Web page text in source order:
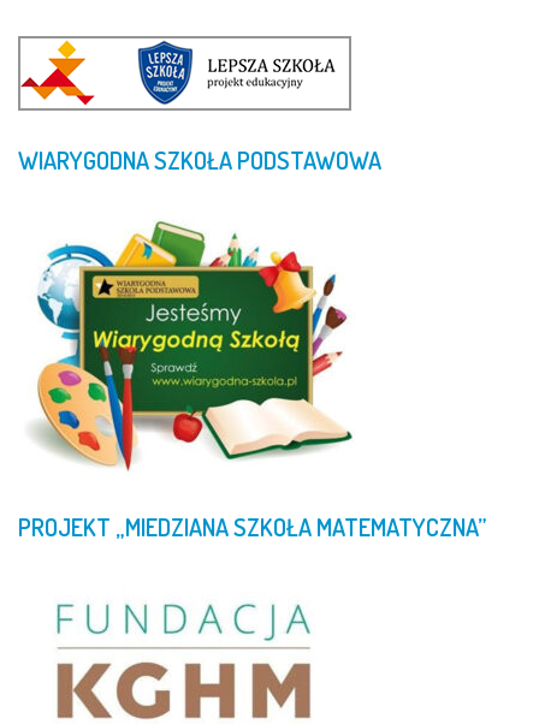
WIARYGODNASZKOŁAPODSTAWOWA
PROJEKT „MIEDZIANASZKOŁAMATEMATYCZNA”